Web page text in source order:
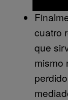
cuatro
que
mismo